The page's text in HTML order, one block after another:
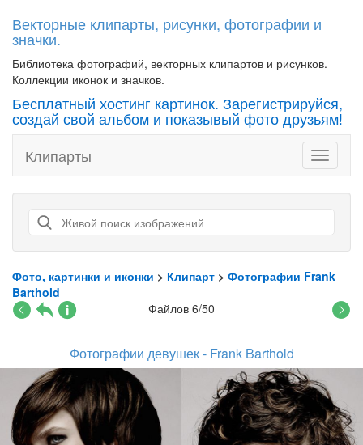
Векторные клипарты, рисунки, фотографии и
значки.
Библиотека фотографий, векторных клипартов и рисунков.
Коллекции иконок и значков.
Бесплатный хостинг картинок. Зарегистрируйся,
создай свой альбом и показывый фото друзьям!
Toggle
Клипарты
Фото, картинки и иконки > Клипарт > Фотографии Frank
Barthold
Файлов 6/50
Фотографии девушек - Frank Barthold